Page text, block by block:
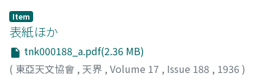
Item
表紙ほか
tnk000188_a.pdf(2.36 MB)
( 東亞天文協會 , 天界 , Volume 17 , Issue 188 , 1936 )